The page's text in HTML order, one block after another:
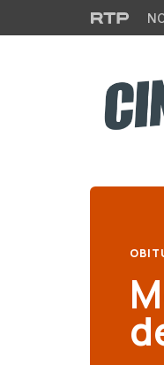
Saltar para o conteúdo